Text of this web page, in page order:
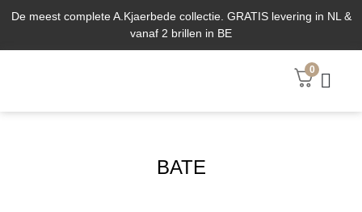
De meest complete A.Kjaerbede collectie. GRATIS levering in NL &
vanaf 2 brillen in BE
0
BATE